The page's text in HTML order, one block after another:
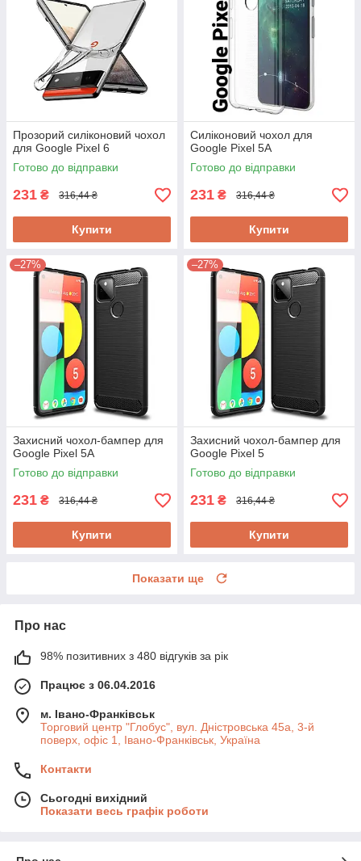
Прозорий силіконовий чохол
для Google Pixel 6
Готово до відправки
231 ₴ 316,44 ₴
Купити
Силіконовий чохол для
Google Pixel 5A
Готово до відправки
231 ₴ 316,44 ₴
Купити
–27%
Захисний чохол-бампер для
Google Pixel 5A
Готово до відправки
231 ₴ 316,44 ₴
Купити
–27%
Захисний чохол-бампер для
Google Pixel 5
Готово до відправки
231 ₴ 316,44 ₴
Купити
Показати ще
Про нас
98% позитивних з 480 відгуків за рік
Працює з 06.04.2016
м. Івано-Франківськ
Торговий центр "Глобус", вул. Дністровська 45а, 3-й
поверх, офіс 1, Івано-Франківськ, Україна
Контакти
Сьогодні вихідний
Показати весь графік роботи